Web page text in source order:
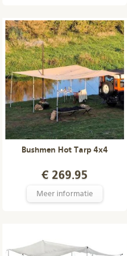
Bushmen Hot Tarp 4x4
€ 269.95
Meer informatie